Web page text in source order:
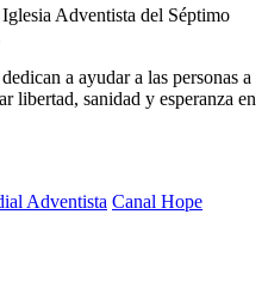
Adventista del Séptimo
a ayudar a las personas a
libertad, sanidad y esperanza en
Adventista Canal Hope